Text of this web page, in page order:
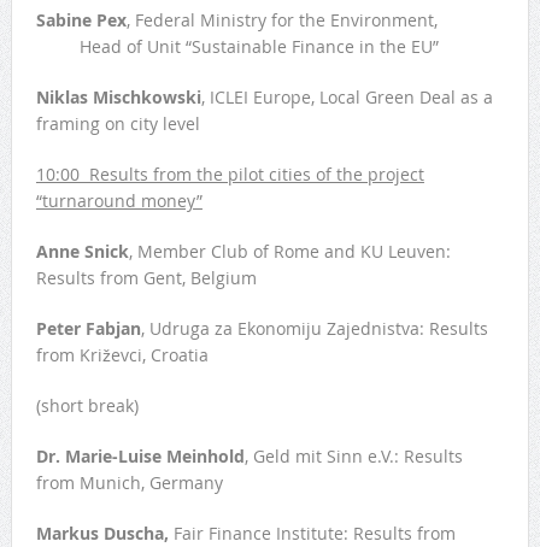
Sabine Pex, Federal Ministry for the Environment,
Head of Unit “Sustainable Finance in the EU”
Niklas Mischkowski, ICLEI Europe, Local Green Deal as a
framing on city level
10:00 Results from the pilot cities of the project
“turnaround money”
Anne Snick, Member Club of Rome and KU Leuven:
Results from Gent, Belgium
Peter Fabjan, Udruga za Ekonomiju Zajednistva: Results
from Križevci, Croatia
(short break)
Dr. Marie-Luise Meinhold, Geld mit Sinn e.V.: Results
from Munich, Germany
Markus Duscha, Fair Finance Institute: Results from